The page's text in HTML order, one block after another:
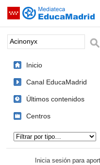
Saltar navegación
Palabra o frase:
Inicio
Canal EducaMadrid
Últimos contenidos
Centros
Inicia sesión para